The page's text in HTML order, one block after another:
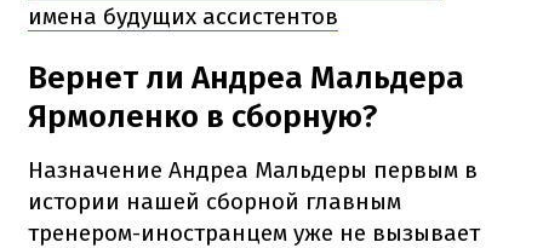
имена будущих ассистентов
Вернет ли Андреа Мальдера
Ярмоленко в сборную?
Назначение Андреа Мальдеры первым в
истории нашей сборной главным
тренером-иностранцем уже не вызывает